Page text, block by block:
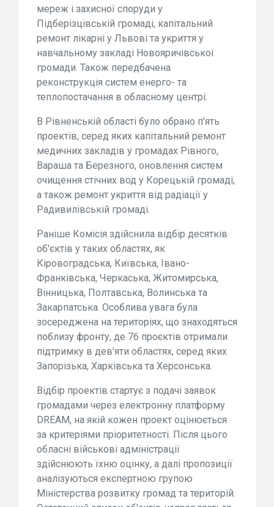
мереж і захисної споруди у
Підберізцівській громаді, капітальний
ремонт лікарні у Львові та укриття у
навчальному закладі Новояричівської
громади. Також передбачена
реконструкція систем енерго- та
теплопостачання в обласному центрі.
В Рівненській області було обрано п'ять
проектів, серед яких капітальний ремонт
медичних закладів у громадах Рівного,
Вараша та Березного, оновлення систем
очищення стічних вод у Корецькій громаді,
а також ремонт укриття від радіації у
Радивилівській громаді.
Раніше Комісія здійснила відбір десятків
об'єктів у таких областях, як
Кіровоградська, Київська, Івано-
Франківська, Черкаська, Житомирська,
Вінницька, Полтавська, Волинська та
Закарпатська. Особлива увага була
зосереджена на територіях, що знаходяться
поблизу фронту, де 76 проєктів отримали
підтримку в дев'яти областях, серед яких
Запорізька, Харківська та Херсонська.
Відбір проектів стартує з подачі заявок
громадами через електронну платформу
DREAM, на якій кожен проект оцінюється
за критеріями пріоритетності. Після цього
обласні військові адміністрації
здійснюють їхню оцінку, а далі пропозиції
аналізуються експертною групою
Міністерства розвитку громад та територій.